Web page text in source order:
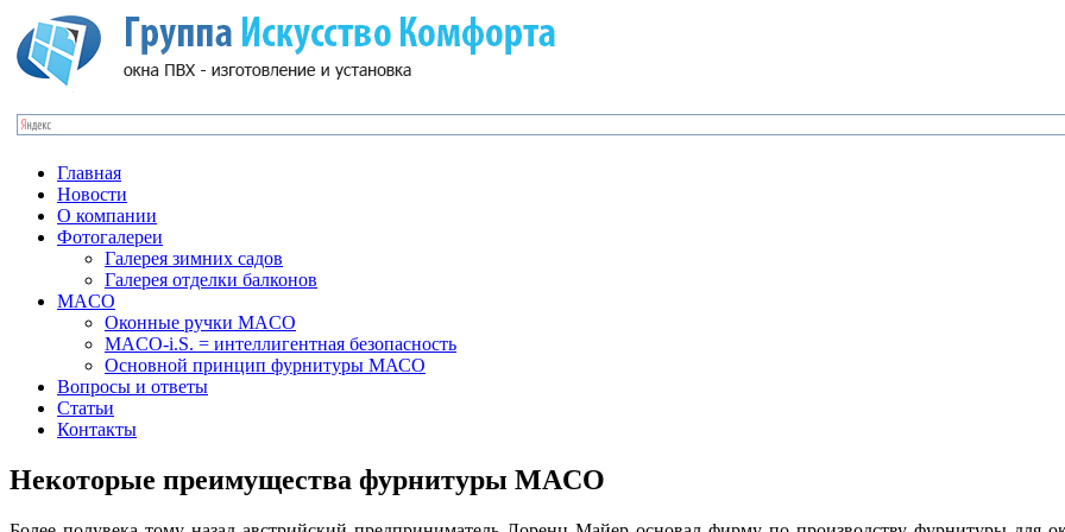
Главная
Новости
О компании
Фотогалереи
Галерея зимних садов
Галерея отделки балконов
MACO
Оконные ручки MACO
MACO-i.S. = интеллигентная безопасность
Основной принцип фурнитуры МАСО
Вопросы и ответы
Статьи
Контакты
Некоторые преимущества фурнитуры MACO